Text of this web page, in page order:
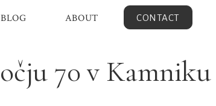
BLOG ABOUT CONTACT
70 v Kamniku